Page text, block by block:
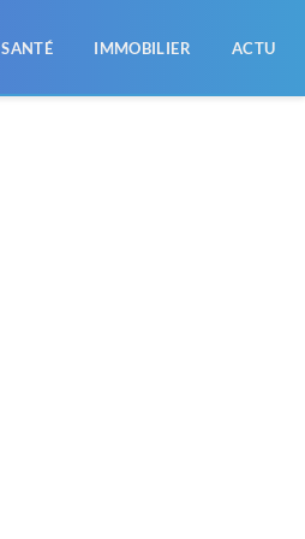
SANTÉ IMMOBILIER ACTU